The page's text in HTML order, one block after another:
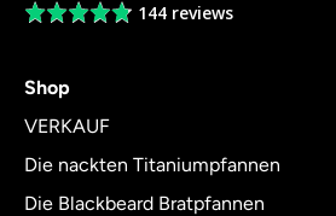
Average
of
144 reviews
Shop
VERKAUF
Die nackten Titaniumpfannen
Die Blackbeard Bratpfannen